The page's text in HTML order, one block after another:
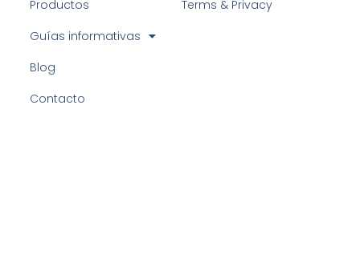
Terms & Privacy
Productos
Guías informativas
Blog
Contacto